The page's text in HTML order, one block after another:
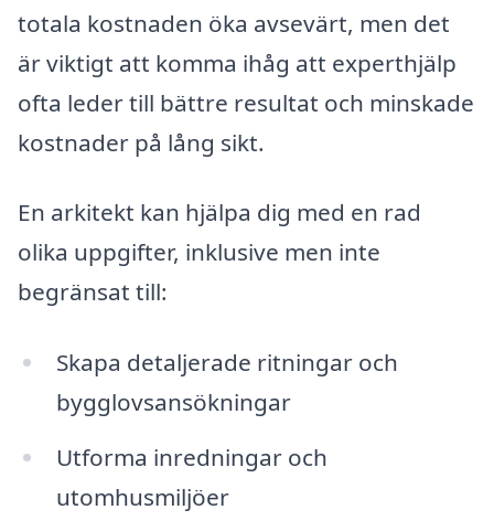
totala kostnaden öka avsevärt, men det
är viktigt att komma ihåg att experthjälp
ofta leder till bättre resultat och minskade
kostnader på lång sikt.
En arkitekt kan hjälpa dig med en rad
olika uppgifter, inklusive men inte
begränsat till:
Skapa detaljerade ritningar och
bygglovsansökningar
Utforma inredningar och
utomhusmiljöer